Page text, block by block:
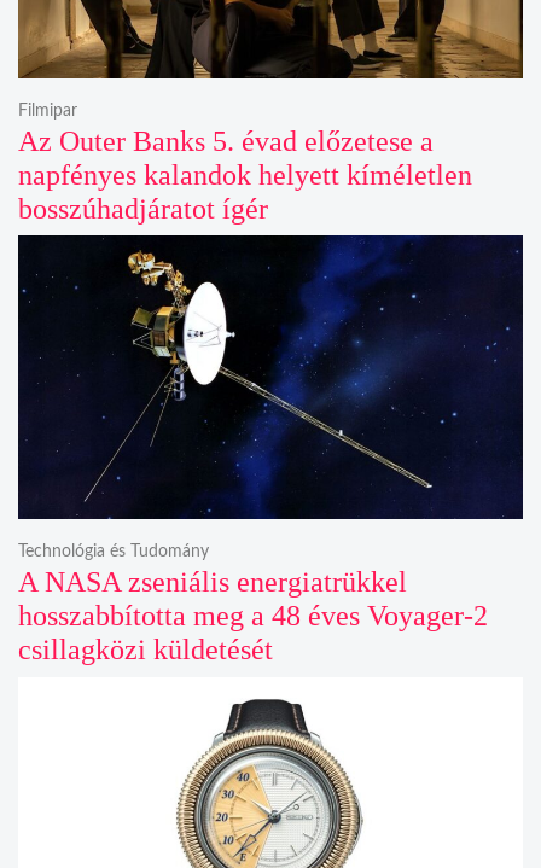
Az Outer Banks 5. évad előzetese a
napfényes kalandok helyett kíméletlen
bosszúhadjáratot ígér
Filmipar
A NASA zseniális energiatrükkel
hosszabbította meg a 48 éves Voyager-2
csillagközi küldetését
Technológia és Tudomány